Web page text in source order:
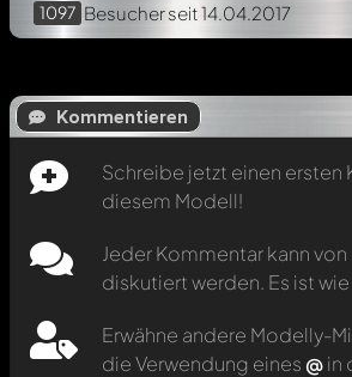
1097 Besucherseit 14.04.2017
Kommentieren
Schreibe jetzt einen ersten
diesem Modell!
Jeder Kommentar kann
diskutiert werden. Es ist
Erwähne andere Modelly-
die Verwendung eines @in